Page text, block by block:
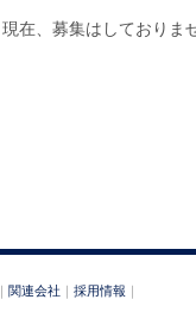
現在、募集はしておりま
｜ 関連会社 ｜ 採用情報 ｜